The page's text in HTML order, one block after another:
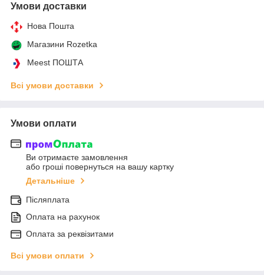
Умови доставки
Нова Пошта
Магазини Rozetka
Meest ПОШТА
Всі умови доставки
Умови оплати
Ви отримаєте замовлення
або гроші повернуться на вашу картку
Детальніше
Післяплата
Оплата на рахунок
Оплата за реквізитами
Всі умови оплати